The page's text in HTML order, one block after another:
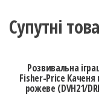
Супутні
Розвивальна
Fisher-Price Каченя
рожеве (DVH21/